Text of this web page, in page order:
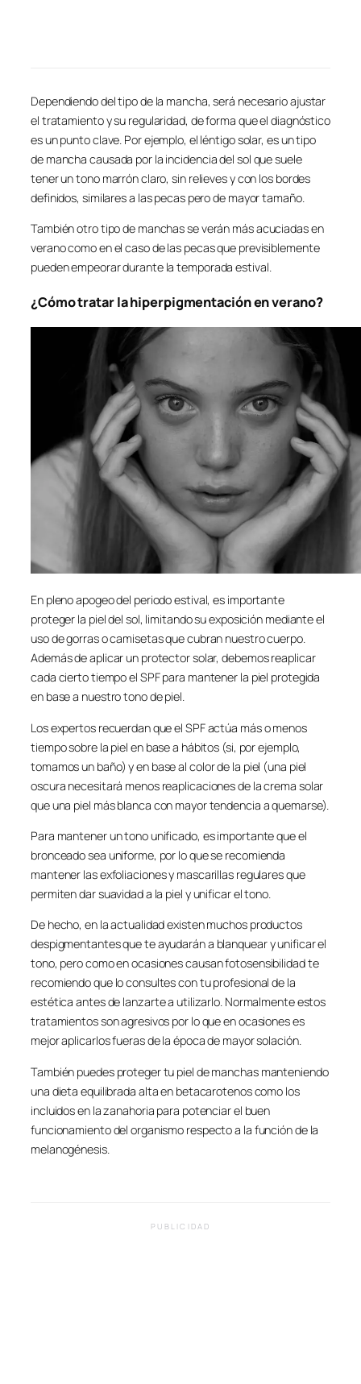
Dependiendo del tipo de la mancha, será necesario ajustar
el tratamiento y su regularidad, de forma que el diagnóstico
es un punto clave. Por ejemplo, el léntigo solar, es un tipo
de mancha causada por la incidencia del sol que suele
tener un tono marrón claro, sin relieves y con los bordes
definidos, similares a las pecas pero de mayor tamaño.
También otro tipo de manchas se verán más acuciadas en
verano como en el caso de las pecas que previsiblemente
pueden empeorar durante la temporada estival.
¿Cómo tratar la hiperpigmentación en verano?
En pleno apogeo del periodo estival, es importante
proteger la piel del sol, limitando su exposición mediante el
uso de gorras o camisetas que cubran nuestro cuerpo.
Además de aplicar un protector solar, debemos reaplicar
cada cierto tiempo el SPF para mantener la piel protegida
en base a nuestro tono de piel.
Los expertos recuerdan que el SPF actúa más o menos
tiempo sobre la piel en base a hábitos (si, por ejemplo,
tomamos un baño) y en base al color de la piel (una piel
oscura necesitará menos reaplicaciones de la crema solar
que una piel más blanca con mayor tendencia a quemarse).
Para mantener un tono unificado, es importante que el
bronceado sea uniforme, por lo que se recomienda
mantener las exfoliaciones y mascarillas regulares que
permiten dar suavidad a la piel y unificar el tono.
De hecho, en la actualidad existen muchos productos
despigmentantes que te ayudarán a blanquear y unificar el
tono, pero como en ocasiones causan fotosensibilidad te
recomiendo que lo consultes con tu profesional de la
estética antes de lanzarte a utilizarlo. Normalmente estos
tratamientos son agresivos por lo que en ocasiones es
mejor aplicarlos fueras de la época de mayor solación.
También puedes proteger tu piel de manchas manteniendo
una dieta equilibrada alta en betacarotenos como los
incluidos en la zanahoria para potenciar el buen
funcionamiento del organismo respecto a la función de la
melanogénesis.
PUBLICIDAD